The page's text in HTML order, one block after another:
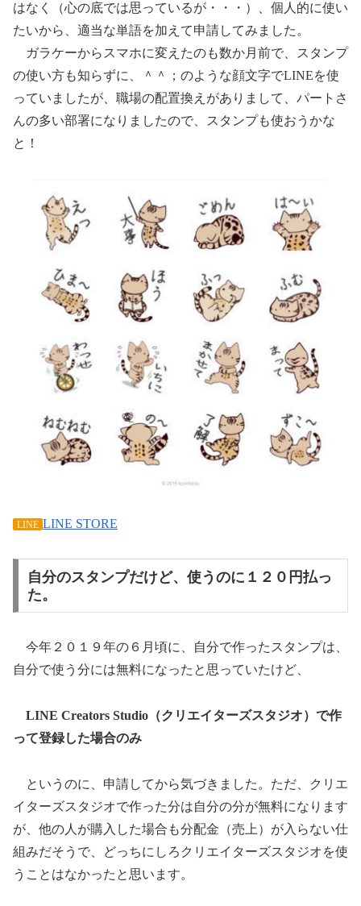
はなく（心の底では思っているが・・・）、個人的に使い
たいから、適当な単語を加えて申請してみました。
ガラケーからスマホに変えたのも数か月前で、スタンプ
の使い方も知らずに、＾＾；のような顔文字でLINEを使
っていましたが、職場の配置換えがありまして、パートさ
んの多い部署になりましたので、スタンプも使おうかな
と！
LINE LINE STORE
自分のスタンプだけど、使うのに１２０円払っ
た。
今年２０１９年の６月頃に、自分で作ったスタンプは、
自分で使う分には無料になったと思っていたけど、
LINE Creators Studio（クリエイターズスタジオ）で作
って登録した場合のみ
というのに、申請してから気づきました。ただ、クリエ
イターズスタジオで作った分は自分の分が無料になります
が、他の人が購入した場合も分配金（売上）が入らない仕
組みだそうで、どっちにしろクリエイターズスタジオを使
うことはなかったと思います。